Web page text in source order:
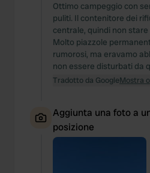
Ottimo campeggio con
puliti. Il contenitore dei
centrale, quindi non
Molto piazzole
rumorosi, ma eravamo
non essere disturbati da
Tradotto da GoogleMostra
Aggiunta una foto a
posizione